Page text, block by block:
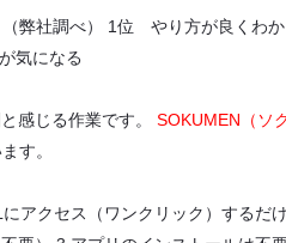
（弊社調べ） 1位 やり方が良く
気になる
感じる作業です。 SOKUMEN（ソ
す。
アクセス（ワンクリック）する